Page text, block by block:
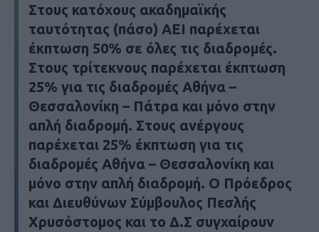
Στους κατόχους ακαδημαϊκής
ταυτότητας (πάσο) ΑΕΙ παρέχεται
έκπτωση 50% σε όλες τις διαδρομές.
Στους τρίτεκνους παρέχεται έκπτωση
25% για τις διαδρομές Αθήνα –
Θεσσαλονίκη – Πάτρα και μόνο στην
απλή διαδρομή. Στους ανέργους
παρέχεται 25% έκπτωση για τις
διαδρομές Αθήνα – Θεσσαλονίκη και
μόνο στην απλή διαδρομή. Ο Πρόεδρος
και Διευθύνων Σύμβουλος Πεσλής
Χρυσόστομος και το Δ.Σ συγχαίρουν